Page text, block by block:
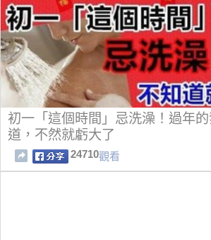
初一「這個時間」忌洗澡！過年
道，不然就虧大了
24710觀看